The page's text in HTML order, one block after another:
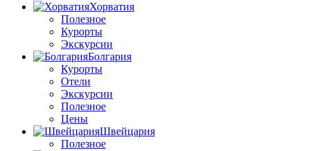
Хорватия
Полезное
Курорты
Экскурсии
Болгария
Курорты
Отели
Экскурсии
Полезное
Цены
Швейцария
Полезное